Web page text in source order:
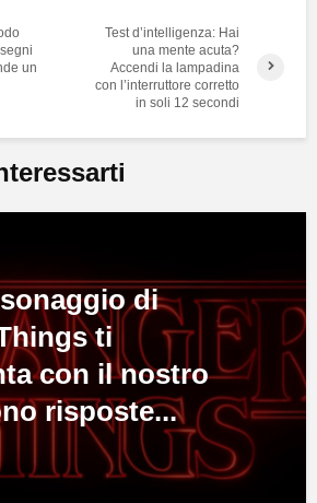
un
Test d’intelligenza: Hai
una mente acuta?
Accendi la lampadina
con l’interruttore corretto
in soli 12 secondi
di
ti
con il nostro
risposte...